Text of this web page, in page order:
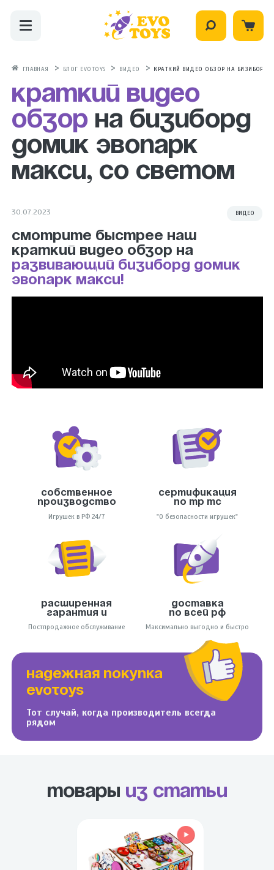
ГЛАВНАЯ БЛОГ EVOTOYS ВИДЕО КРАТКИЙ ВИДЕО ОБЗОР НА БИЗИБОРД
Краткий видео
обзорна бизиборд
домик Эвопарк
Макси, со светом
30.07.2023 ВИДЕО
Смотрите быстрее наш
краткий видео обзор на
развивающий бизиборд домик
Эвопарк Макси!
Собственное
производство
Игрушек в РФ 24/7
Сертификация
по тр тс
"О безопасности игрушек"
Расширенная
гарантия и
Постпродажное обслуживание
Доставка
по всей РФ
Максимально выгодно и быстро
НАДЕЖНАЯ ПОКУПКА
EVOTOYS
Тот случай, когда производитель всегда
рядом
Товары из статьи